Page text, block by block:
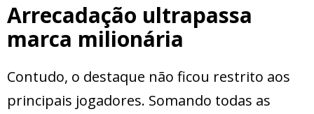
Arrecadação ultrapassa
marca milionária
Contudo, o destaque não ficou restrito aos
principais jogadores. Somando todas as